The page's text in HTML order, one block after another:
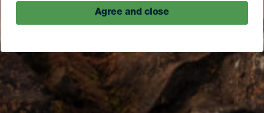
Agree and close